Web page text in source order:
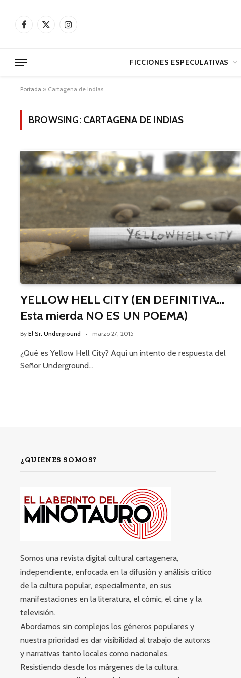
Facebook
X
Instagram
FICCIONES ESPECULATIVAS
Portada » Cartagena de Indias
BROWSING: CARTAGENA DE INDIAS
YELLOW HELL CITY (EN DEFINITIVA…
Esta mierda NO ES UN POEMA)
By El Sr. Underground marzo 27, 2015
¿Qué es Yellow Hell City? Aquí un intento de respuesta del
Señor Underground…
¿QUIENES SOMOS?
Somos una revista digital cultural cartagenera,
independiente, enfocada en la difusión y análisis crítico
de la cultura popular, especialmente, en sus
manifestaciones en la literatura, el cómic, el cine y la
televisión.
Abordamos sin complejos los géneros populares y
nuestra prioridad es dar visibilidad al trabajo de autorxs
y narrativas tanto locales como nacionales.
Resistiendo desde los márgenes de la cultura.